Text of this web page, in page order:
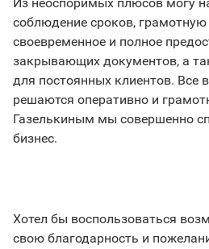
соблюдение сроков, грамотную
своевременное и полное
закрывающих документов, а
для постоянных клиентов. Все
решаются оперативно и
Газелькиным мы совершенно
бизнес.
Хотел бы воспользоваться
свою благодарность и